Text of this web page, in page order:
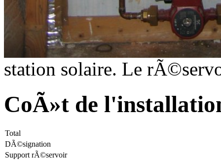
station solaire. Le
CoÃ»t de
Total
DÃ©signation
Support rÃ©servoir